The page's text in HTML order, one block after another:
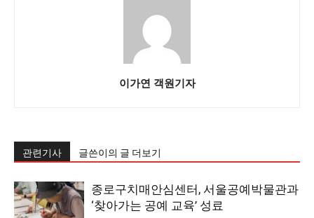
이가연 객원기자
관련기사 글쓴이의 글 더보기
종로구치매안심센터, 서울공예박물관과
‘찾아가는 공예 교육’ 성료